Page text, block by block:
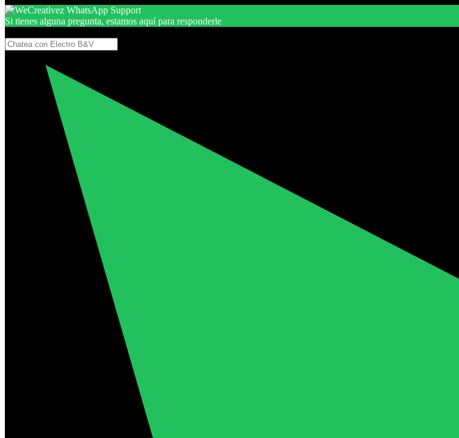
Si tienes alguna pregunta, estamos aquí para responderle